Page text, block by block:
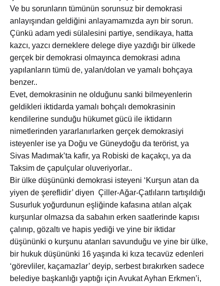
Ve bu sorunların tümünün sorunsuz bir demokrasi
anlayışından geldiğini anlayamamızda ayrı bir sorun.
Çünkü adam yedi sülalesini partiye, sendikaya, hatta
kazcı, yazcı derneklere delege diye yazdığı bir ülkede
gerçek bir demokrasi olmayınca demokrasi adına
yapılanların tümü de, yalan/dolan ve yamalı bohçaya
benzer..
Evet, demokrasinin ne olduğunu sanki bilmeyenlerin
geldikleri iktidarda yamalı bohçalı demokrasinin
kendilerine sunduğu hükumet gücü ile iktidarın
nimetlerinden yararlanırlarken gerçek demokrasiyi
isteyenler ise ya Doğu ve Güneydoğu da terörist, ya
Sivas Madımak’ta kafir, ya Robiski de kaçakçı, ya da
Taksim de çapulçular oluveriyorlar..
Bir ülke düşününki demokrasi isteyeni ‘Kurşun atan da
yiyen de şereflidir’ diyen Çiller-Ağar-Çatlıların tartışıldığı
Susurluk yoğurdunun eşliğinde kafasına atılan alçak
kurşunlar olmazsa da sabahın erken saatlerinde kapısı
çalınıp, gözaltı ve hapis yediği ve yine bir iktidar
düşününki o kurşunu atanları savunduğu ve yine bir ülke,
bir hukuk düşününki 16 yaşında ki kıza tecavüz edenleri
‘görevliler, kaçamazlar’ deyip, serbest bırakırken sadece
belediye başkanlığı yaptığı için Avukat Ayhan Erkmen’i,